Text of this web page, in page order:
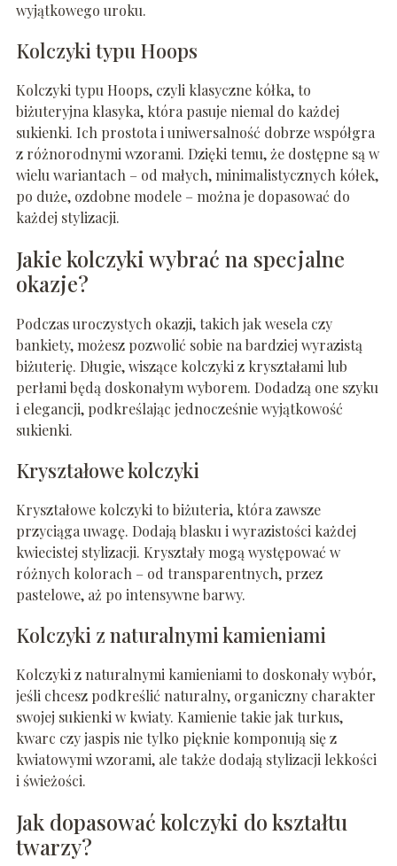
wyjątkowego uroku.
Kolczyki typu Hoops
Kolczyki typu Hoops, czyli klasyczne kółka, to
biżuteryjna klasyka, która pasuje niemal do każdej
sukienki. Ich prostota i uniwersalność dobrze współgra
z różnorodnymi wzorami. Dzięki temu, że dostępne są w
wielu wariantach – od małych, minimalistycznych kółek,
po duże, ozdobne modele – można je dopasować do
każdej stylizacji.
Jakie kolczyki wybrać na specjalne
okazje?
Podczas uroczystych okazji, takich jak wesela czy
bankiety, możesz pozwolić sobie na bardziej wyrazistą
biżuterię. Długie, wiszące kolczyki z kryształami lub
perłami będą doskonałym wyborem. Dodadzą one szyku
i elegancji, podkreślając jednocześnie wyjątkowość
sukienki.
Kryształowe kolczyki
Kryształowe kolczyki to biżuteria, która zawsze
przyciąga uwagę. Dodają blasku i wyrazistości każdej
kwiecistej stylizacji. Kryształy mogą występować w
różnych kolorach – od transparentnych, przez
pastelowe, aż po intensywne barwy.
Kolczyki z naturalnymi kamieniami
Kolczyki z naturalnymi kamieniami to doskonały wybór,
jeśli chcesz podkreślić naturalny, organiczny charakter
swojej sukienki w kwiaty. Kamienie takie jak turkus,
kwarc czy jaspis nie tylko pięknie komponują się z
kwiatowymi wzorami, ale także dodają stylizacji lekkości
i świeżości.
Jak dopasować kolczyki do kształtu
twarzy?